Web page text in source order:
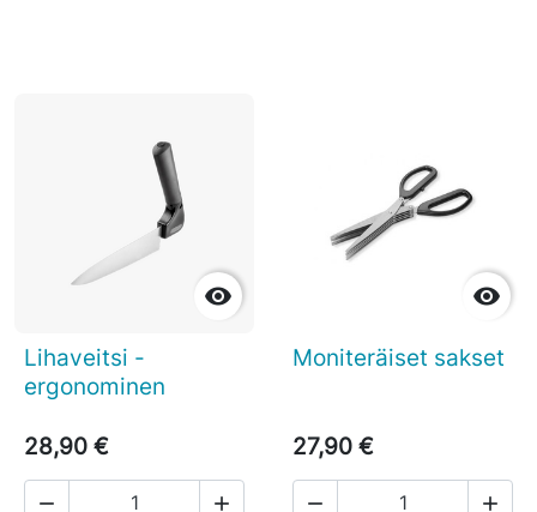

Lihaveitsi -
ergonominen
28,90 €
 

Moniteräiset sakset
27,90 €
 